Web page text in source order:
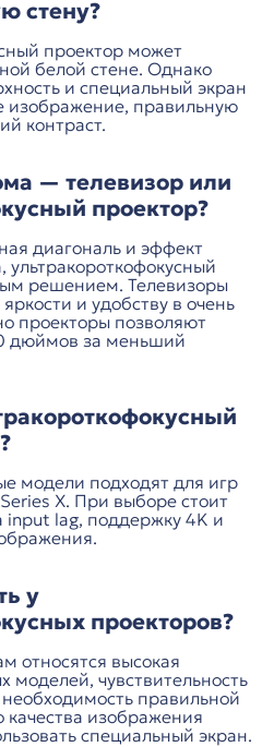
стену?
проектор может
белой стене. Однако
и специальный экран
изображение, правильную
контраст.
— телевизор или
проектор?
диагональ и эффект
решением. Телевизоры
и удобству в очень
проекторы позволяют
дюймов за меньший
модели подходят для игр
X. При выборе стоит
lag, поддержку 4K и
у
проекторов?
относятся высокая
моделей, чувствительность
правильной
качества изображения
специальный экран.